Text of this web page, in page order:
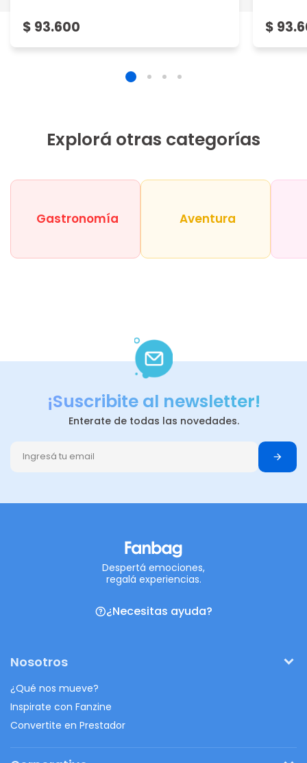
$ 93.600 $
Explorá otras categorías
Gastronomía Aventura
¡Suscribite al newsletter!
Enterate de todas las novedades.
Despertá emociones,
regalá experiencias.
¿Necesitas ayuda?
Nosotros
¿Qué nos mueve?
Inspirate con Fanzine
Convertite en Prestador